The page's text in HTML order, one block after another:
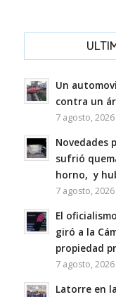
Un
contra un
7 agosto,
Novedades
sufrió
horno, y
7 agosto,
El
giró a la
propiedad
7 agosto,
Latorre en